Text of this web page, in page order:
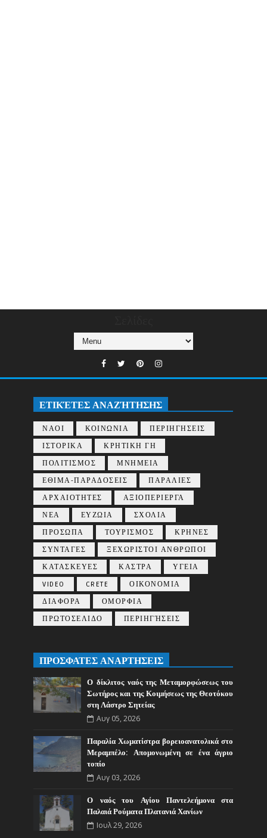
ΕΤΙΚΈΤΕΣ ΑΝΑΖΉΤΗΣΗΣ
ΝΑΟΙ ΚΟΙΝΩΝΙΑ
ΠΕΡΙΗΓΗΣΕΙΣ
ΙΣΤΟΡΙΚΑ
ΚΡΗΤΙΚΗ ΓΗ
ΠΟΛΙΤΙΣΜΟΣ
ΜΝΗΜΕΙΑ
ΕΘΙΜΑ-ΠΑΡΑΔΟΣΕΙΣ
ΠΑΡΑΛΙΕΣ
ΑΡΧΑΙΟΤΗΤΕΣ
ΑΞΙΟΠΕΡΙΕΡΓΑ
ΝΕΑ
ΕΥΖΩΙΑ
ΣΧΟΛΙΑ
ΠΡΟΣΩΠΑ
ΤΟΥΡΙΣΜΟΣ
ΚΡΗΝΕΣ
ΣΥΝΤΑΓΕΣ
ΞΕΧΩΡΙΣΤΟΙ ΑΝΘΡΩΠΟΙ
ΚΑΤΑΣΚΕΥΕΣ
ΚΑΣΤΡΑ
ΥΓΕΙΑ
VIDEO
CRETE
ΟΙΚΟΝΟΜΙΑ
ΔΙΑΦΟΡΑ
ΟΜΟΡΦΙΑ
ΠΡΩΤΟΣΕΛΙΔΟ
ΠΕΡΙΗΓΉΣΕΙΣ
ΠΡΟΣΦΑΤΕΣ ΑΝΑΡΤΗΣΕΙΣ
Ο δίκλιτος ναός της Μεταμορφώσεως του
Σωτήρος και της Κοιμήσεως της Θεοτόκου
στη Λάστρο Σητείας
Αυγ 05, 2026
Παραλία Χωματίστρα βορειοανατολικά στο
Μεραμπέλο: Απομονωμένη σε ένα άγριο
τοπίο
Αυγ 03, 2026
Ο ναός του Αγίου Παντελεήμονα στα
Παλαιά Ρούματα Πλατανιά Χανίων
Ιουλ 29, 2026